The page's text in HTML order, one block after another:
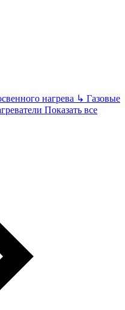
нагрева ↳ Газовые
Показать все